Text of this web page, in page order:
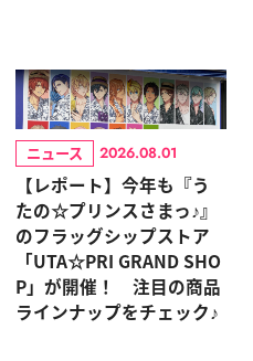
ニュース 2026.08.01
【レポート】今年も『う
たの☆プリンスさまっ♪』
のフラッグシップストア
「UTA☆PRI GRAND SHO
P」が開催！ 注目の商品
ラインナップをチェック♪